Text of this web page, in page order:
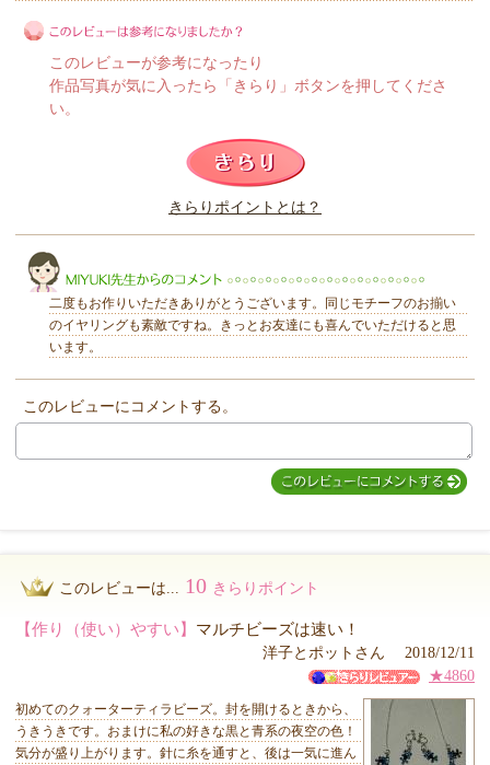
このレビューは参考になりましたか？
このレビューが参考になったり
作品写真が気に入ったら「きらり」ボタンを押してくださ
い。
きらりポイントとは？
MIYUKI先生からのコメント
二度もお作りいただきありがとうございます。同じモチーフのお揃い
のイヤリングも素敵ですね。きっとお友達にも喜んでいただけると思
います。
このレビューにコメントする。
このレビューは... 10 きらりポイント
【作り（使い）やすい】 マルチビーズは速い！
洋子とポットさん 2018/12/11
★4860
初めてのクォーターティラビーズ。封を開けるときから、
うきうきです。おまけに私の好きな黒と青系の夜空の色！
気分が盛り上がります。針に糸を通すと、後は一気に進ん